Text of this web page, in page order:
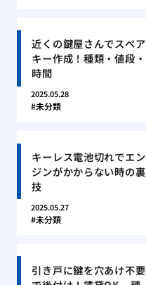
近くの鍵屋さんでスペア
キー作成！種類・値段・
時間
2025.05.28
未分類
キーレス電池切れでエン
ジンがかからない時の裏
技
2025.05.27
未分類
引き戸に鍵を穴あけ不要